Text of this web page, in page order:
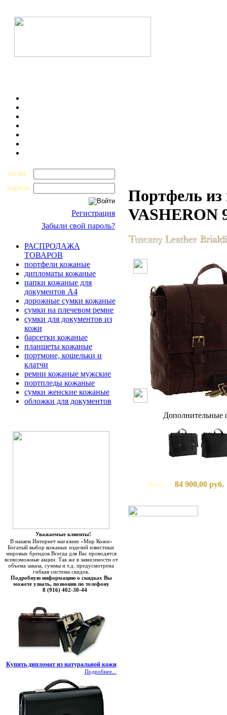
логин
пароль
Регистрация
Забыли свой пароль?
РАСПРОДАЖА
ТОВАРОВ
портфели кожаные
дипломаты кожаные
папки кожаные для
документов А4
дорожные сумки кожаные
сумки на плечевом ремне
сумки для документов из
кожи
барсетки кожаные
планшеты кожаные
портмоне, кошельки и
клатчи
ремни кожаные мужские
портпледы кожаные
сумки женские кожаные
обложки для документов
Уважаемые клиенты!
В нашем Интернет магазине «Мир Кожи»
Богатый выбор кожаных изделий известных
мировых брендов.Всегда для Вас проводятся
всевозможные акции. Так же в зависимости от
объема заказа, суммы и т.д. предусмотрена
гибкая система скидок.
Подробную информацию о скидках Вы
можете узнать, позвонив по телефону
8 (916) 402-30-44
Купить дипломат из натуральной кожи
Подробнее...
Портфель
VASHERON
Дополнительные
Цена: 84 900,00 руб.